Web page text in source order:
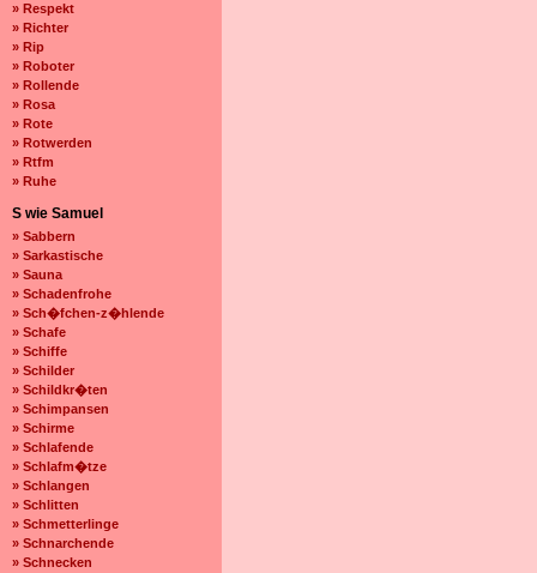
» Respekt
» Richter
» Rip
» Roboter
» Rollende
» Rosa
» Rote
» Rotwerden
» Rtfm
» Ruhe
S wie Samuel
» Sabbern
» Sarkastische
» Sauna
» Schadenfrohe
» Sch�fchen-z�hlende
» Schafe
» Schiffe
» Schilder
» Schildkr�ten
» Schimpansen
» Schirme
» Schlafende
» Schlafm�tze
» Schlangen
» Schlitten
» Schmetterlinge
» Schnarchende
» Schnecken